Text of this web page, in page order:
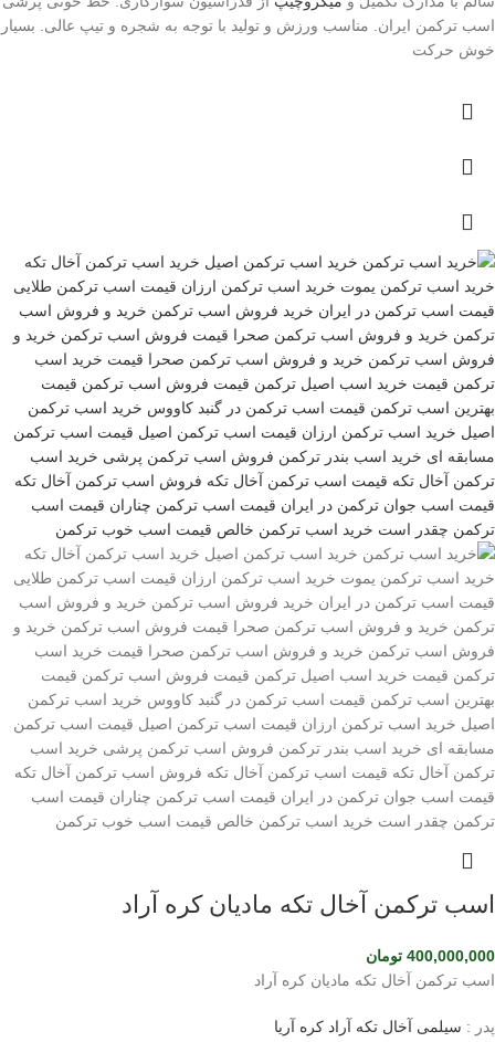
اسب ترکمن ایران. مناسب ورزش و تولید با توجه به شجره و تیپ عالی. بسیار
خوش حرکت
اسب ترکمن آخال تکه مادیان کره آراد
400,000,000 تومان
اسب ترکمن آخال تکه مادیان کره آراد
پدر : سیلمی آخال تکه آراد کره آریا